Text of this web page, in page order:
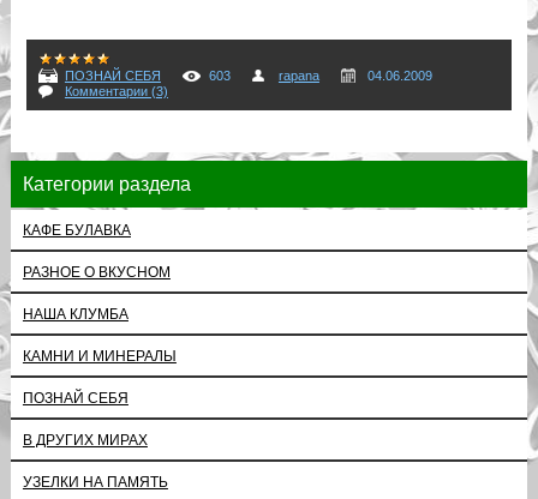
ПОЗНАЙ СЕБЯ 603 rapana
04.06.2009
Комментарии (3)
Категории раздела
КАФЕ БУЛАВКА
РАЗНОЕ О ВКУСНОМ
НАША КЛУМБА
КАМНИ И МИНЕРАЛЫ
ПОЗНАЙ СЕБЯ
В ДРУГИХ МИРАХ
УЗЕЛКИ НА ПАМЯТЬ